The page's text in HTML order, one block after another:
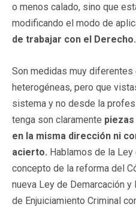
o menos calado, sino que
modificando el modo de
de trabajar con el Derecho.
Son medidas muy
heterogéneas, pero que
sistema y no desde la
tenga son claramente
en la misma dirección ni
acierto. Hablamos de la
concepto de la reforma del
nueva Ley de Demarcación
de Enjuiciamiento Criminal